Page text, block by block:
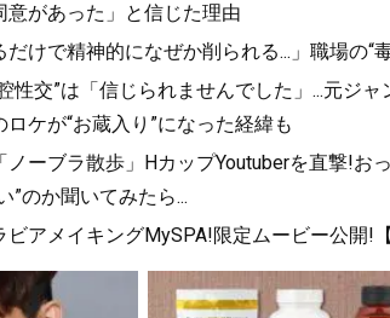
『 僕が親ならこう育てるね』
2ちゃんねる創設者・ひろゆき氏の新
は、児童養護施設へのパソコン寄贈に
意があった」と信じた理由
けで精神的になぜか削られる...」職場の“
性交”は「信じられませんでした」...元ジ
ケが“お蔵入り”になった経緯も
ーブラ散歩」HカップYoutuberを直撃!お
”のか聞いてみたら...
アメイキングMySPA!限定ムービー公開!